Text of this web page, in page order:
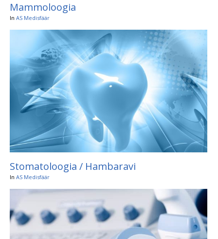
Mammoloogia
InAS Medisfäär
Stomatoloogia / Hambaravi
InAS Medisfäär